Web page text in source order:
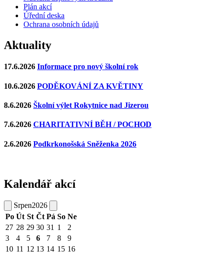
Plán akcí
Úřední deska
Ochrana osobních údajů
Aktuality
17.6.2026 Informace pro nový školní rok
10.6.2026 PODĚKOVÁNÍ ZA KVĚTINY
8.6.2026 Školní výlet Rokytnice nad Jizerou
7.6.2026 CHARITATIVNÍ BĚH / POCHOD
2.6.2026 Podkrkonošská Sněženka 2026
Kalendář akcí
Srpen2026
Po Út St Čt Pá So Ne
27 28 29 30 31 1
2
3
4 5 6 7 8
9
10 11 12 13 14 15 16